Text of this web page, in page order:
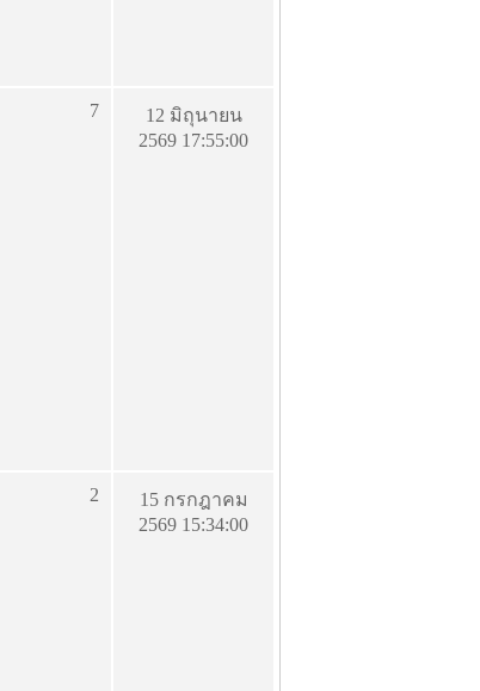
7
12 มิถุนายน
2569 17:55:00
2
15 กรกฎาคม
2569 15:34:00